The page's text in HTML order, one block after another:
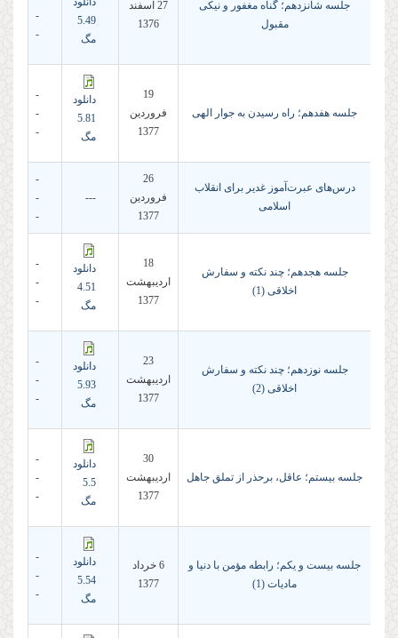
جلسه شانزدهم؛ گناه مغفور و نیكى
مقبول
27 اسفند
1376
5.49
مگ
-
-
جلسه هفدهم؛ راه رسیدن به جوار الهى
19
فروردين
1377
دانلود
5.81
مگ
-
-
-
درس‌های عبرت‌آموز غدیر برای انقلاب
اسلامی
26
فروردين
1377
---
-
-
-
جلسه هجدهم؛ چند نكته و سفارش
اخلاقى (1)
18
ارديبهشت
1377
دانلود
4.51
مگ
-
-
-
جلسه نوزدهم؛ چند نكته و سفارش
اخلاقى (2)
23
ارديبهشت
1377
دانلود
5.93
مگ
-
-
-
جلسه بیستم؛ عاقل، برحذر از تملق جاهل
30
ارديبهشت
1377
دانلود
5.5
مگ
-
-
-
جلسه بیست و یکم؛ رابطه مؤمن با دنیا و
مادیات (1)
6 خرداد
1377
دانلود
5.54
مگ
-
-
-